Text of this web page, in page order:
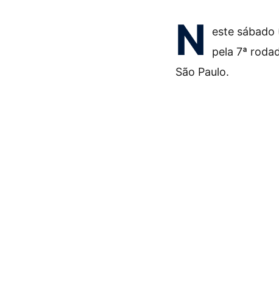
N este sábado
pela 7ª
São Paulo.